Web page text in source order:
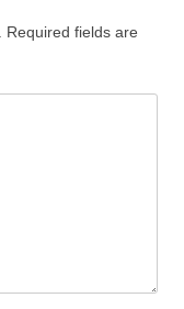
Required fields are